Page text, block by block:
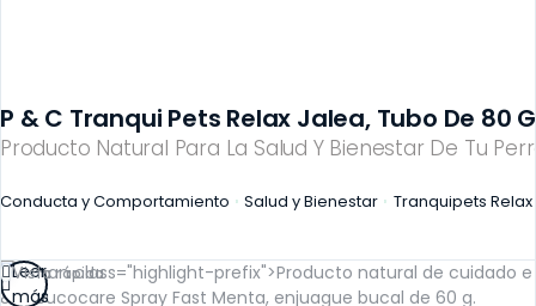
Producto Natural Para La Salud Y Bienestar De Tu
P & C Tranqui Pets Relax Jalea, Tubo De 80
Conducta y Comportamiento Salud y Bienestar Tranquipets Relax
Vista rápida
Leer
más